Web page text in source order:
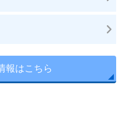
報はこちら